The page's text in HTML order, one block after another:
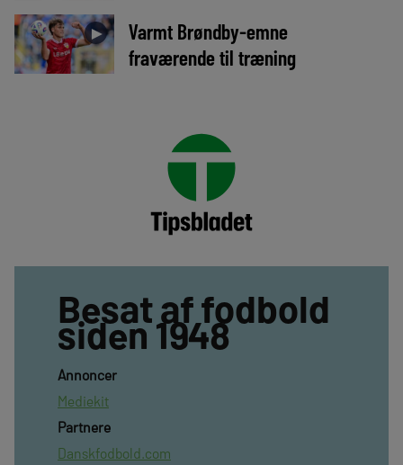
►
Varmt Brøndby-emne
fraværende til træning
Besat af fodbold
siden 1948
Annoncer
Mediekit
Partnere
Danskfodbold.com